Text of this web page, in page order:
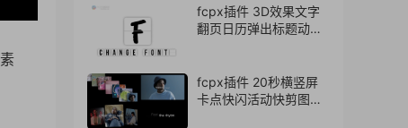
素
fcpx插件 3D效果文字
翻页日历弹出标题动画
fcpx插件 20秒横竖屏
卡点快闪活动快剪图文